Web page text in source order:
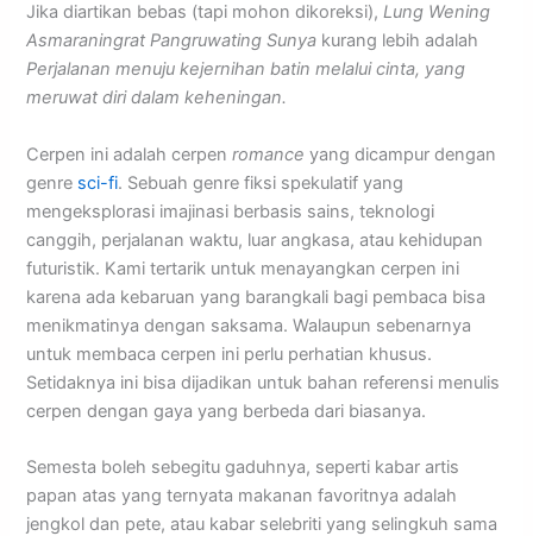
Jika diartikan bebas (tapi mohon dikoreksi),Lung Wening
Asmaraningrat Pangruwating Sunya kurang lebih adalah
Perjalanan menuju kejernihan batin melalui cinta, yang
meruwat diri dalam keheningan.
Cerpen ini adalah cerpenromance yang dicampur dengan
genre sci-fi. Sebuah genre fiksi spekulatif yang
mengeksplorasi imajinasi berbasis sains, teknologi
canggih, perjalanan waktu, luar angkasa, atau kehidupan
futuristik. Kami tertarik untuk menayangkan cerpen ini
karena ada kebaruan yang barangkali bagi pembaca bisa
menikmatinya dengan saksama. Walaupun sebenarnya
untuk membaca cerpen ini perlu perhatian khusus.
Setidaknya ini bisa dijadikan untuk bahan referensi menulis
cerpen dengan gaya yang berbeda dari biasanya.
Semesta boleh sebegitu gaduhnya, seperti kabar artis
papan atas yang ternyata makanan favoritnya adalah
jengkol dan pete, atau kabar selebriti yang selingkuh sama